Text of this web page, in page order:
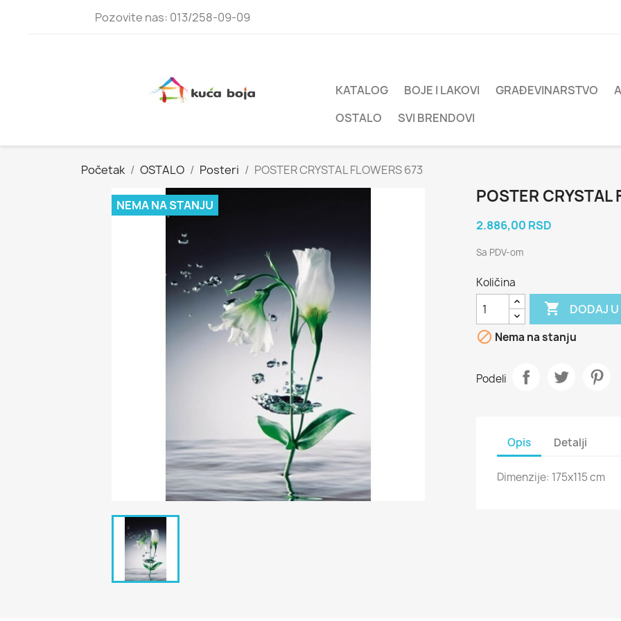
Pozovite nas: 013/258-09-09
KATALOG BOJE I LAKOVI GRAĐEVINARSTVO
OSTALO
SVI BRENDOVI
Početak OSTALO Posteri POSTER CRYSTAL FLOWERS 673
NEMA NA STANJU POSTER CRYSTAL
2.886,00 RSD
Sa PDV-om
Količina
 DODAJ
 Nema na stanju
Podeli
Opis Detalji
Dimenzije: 175x115 cm